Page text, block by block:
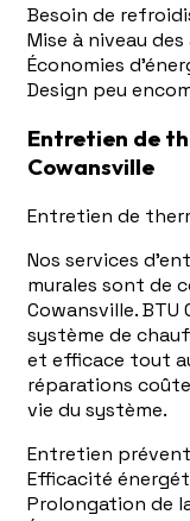
Besoin de
Mise à niveau
Économies
Design peu
Entretien de
Cowansville
Entretien de
Nos services
murales sont de
Cowansville.
système de
et efficace tout
réparations
vie du système.
Entretien
Efficacité
Prolongation de